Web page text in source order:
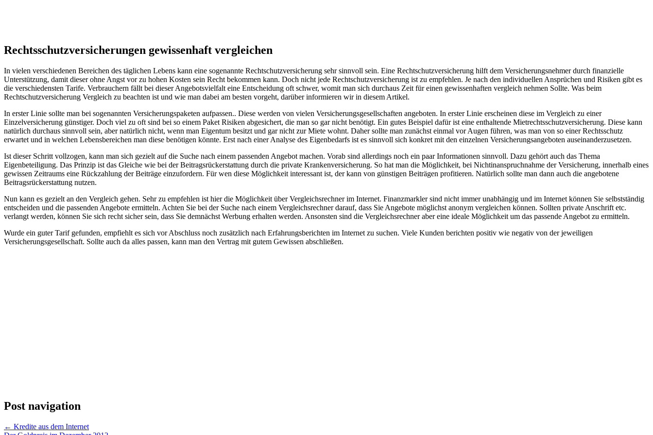
Rechtsschutzversicherungen gewissenhaft vergleichen
In vielen verschiedenen Bereichen des täglichen Lebens kann eine sogenannte Rechtschutzversicherung sehr sinnvoll sein. Eine Rechtschutzversicherung hilft dem Versicherungsnehmer durch finanzielle
Unterstützung, damit dieser ohne Angst vor zu hohen Kosten sein Recht bekommen kann. Doch nicht jede Rechtschutzversicherung ist zu empfehlen. Je nach den individuellen Ansprüchen und Risiken gibt es
die verschiedensten Tarife. Verbrauchern fällt bei dieser Angebotsvielfalt eine Entscheidung oft schwer, womit man sich durchaus Zeit für einen gewissenhaften vergleich nehmen Sollte. Was beim
Rechtschutzversicherung Vergleich zu beachten ist und wie man dabei am besten vorgeht, darüber informieren wir in diesem Artikel.
In erster Linie sollte man bei sogenannten Versicherungspaketen aufpassen.. Diese werden von vielen Versicherungsgesellschaften angeboten. In erster Linie erscheinen diese im Vergleich zu einer
Einzelversicherung günstiger. Doch viel zu oft sind bei so einem Paket Risiken abgesichert, die man so gar nicht benötigt. Ein gutes Beispiel dafür ist eine enthaltende Mietrechtsschutzversicherung. Diese kann
natürlich durchaus sinnvoll sein, aber natürlich nicht, wenn man Eigentum besitzt und gar nicht zur Miete wohnt. Daher sollte man zunächst einmal vor Augen führen, was man von so einer Rechtsschutz
erwartet und in welchen Lebensbereichen man diese benötigen könnte. Erst nach einer Analyse des Eigenbedarfs ist es sinnvoll sich konkret mit den einzelnen Versicherungsangeboten auseinanderzusetzen.
Ist dieser Schritt vollzogen, kann man sich gezielt auf die Suche nach einem passenden Angebot machen. Vorab sind allerdings noch ein paar Informationen sinnvoll. Dazu gehört auch das Thema
Eigenbeteiligung. Das Prinzip ist das Gleiche wie bei der Beitragsrückerstattung durch die private Krankenversicherung. So hat man die Möglichkeit, bei Nichtinanspruchnahme der Versicherung, innerhalb eines
gewissen Zeitraums eine Rückzahlung der Beiträge einzufordern. Für wen diese Möglichkeit interessant ist, der kann von günstigen Beiträgen profitieren. Natürlich sollte man dann auch die angebotene
Beitragsrückerstattung nutzen.
Nun kann es gezielt an den Vergleich gehen. Sehr zu empfehlen ist hier die Möglichkeit über Vergleichsrechner im Internet. Finanzmarkler sind nicht immer unabhängig und im Internet können Sie selbstständig
entscheiden und die passenden Angebote ermitteln. Achten Sie bei der Suche nach einem Vergleichsrechner darauf, dass Sie Angebote möglichst anonym vergleichen können. Sollten private Anschrift etc.
verlangt werden, können Sie sich recht sicher sein, dass Sie demnächst Werbung erhalten werden. Ansonsten sind die Vergleichsrechner aber eine ideale Möglichkeit um das passende Angebot zu ermitteln.
Wurde ein guter Tarif gefunden, empfiehlt es sich vor Abschluss noch zusätzlich nach Erfahrungsberichten im Internet zu suchen. Viele Kunden berichten positiv wie negativ von der jeweiligen
Versicherungsgesellschaft. Sollte auch da alles passen, kann man den Vertrag mit gutem Gewissen abschließen.
Post navigation
← Kredite aus dem Internet